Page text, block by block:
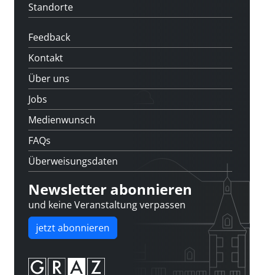
Standorte
Feedback
Kontakt
Über uns
Jobs
Medienwunsch
FAQs
Überweisungsdaten
Newsletter abonnieren
und keine Veranstaltung verpassen
jetzt abonnieren